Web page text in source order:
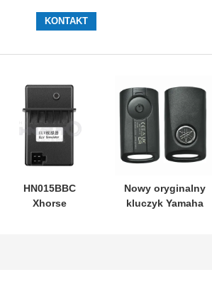
HN015BBC
Xhorse
Nowy oryginalny
kluczyk Yamaha